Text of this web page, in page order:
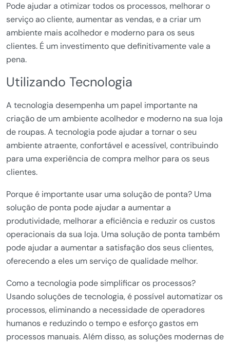
Pode ajudar a otimizar todos os processos, melhorar o
serviço ao cliente, aumentar as vendas, e a criar um
ambiente mais acolhedor e moderno para os seus
clientes. É um investimento que definitivamente vale a
pena.
Utilizando Tecnologia
A tecnologia desempenha um papel importante na
criação de um ambiente acolhedor e moderno na sua loja
de roupas. A tecnologia pode ajudar a tornar o seu
ambiente atraente, confortável e acessível, contribuindo
para uma experiência de compra melhor para os seus
clientes.
Porque é importante usar uma solução de ponta? Uma
solução de ponta pode ajudar a aumentar a
produtividade, melhorar a eficiência e reduzir os custos
operacionais da sua loja. Uma solução de ponta também
pode ajudar a aumentar a satisfação dos seus clientes,
oferecendo a eles um serviço de qualidade melhor.
Como a tecnologia pode simplificar os processos?
Usando soluções de tecnologia, é possível automatizar os
processos, eliminando a necessidade de operadores
humanos e reduzindo o tempo e esforço gastos em
processos manuais. Além disso, as soluções modernas de